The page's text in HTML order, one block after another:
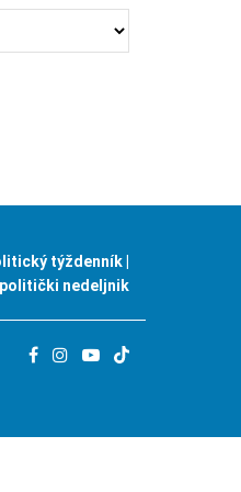
týždenník |
nedeljnik